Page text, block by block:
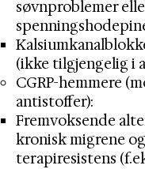
søvnproblemer
(ikke tilgjengelig i
CGRP-hemmere
antistoffer):
Fremvoksende
kronisk migrene og
terapiresistens